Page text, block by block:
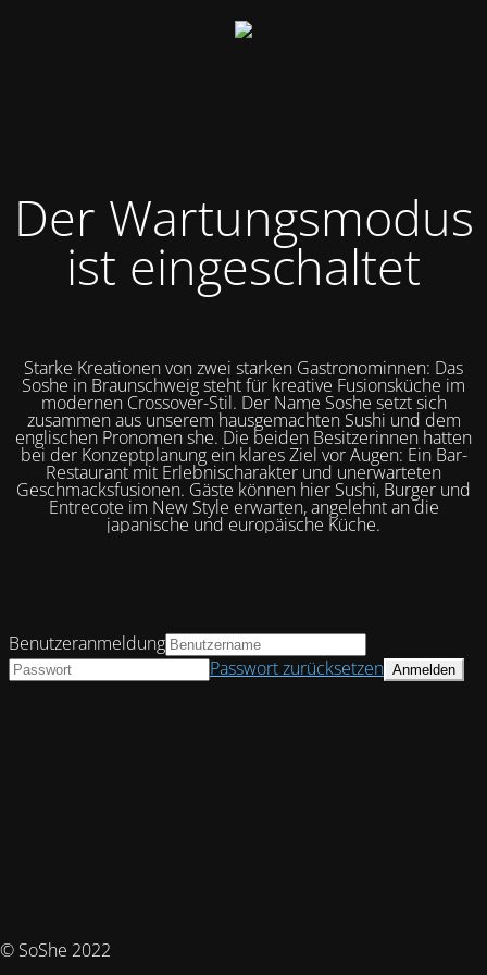
Der Wartungsmodus
ist eingeschaltet
Starke Kreationen von zwei starken Gastronominnen: Das
Soshe in Braunschweig steht für kreative Fusionsküche im
modernen Crossover-Stil. Der Name Soshe setzt sich
zusammen aus unserem hausgemachten Sushi und dem
englischen Pronomen she. Die beiden Besitzerinnen hatten
bei der Konzeptplanung ein klares Ziel vor Augen: Ein Bar-
Restaurant mit Erlebnischarakter und unerwarteten
Geschmacksfusionen. Gäste können hier Sushi, Burger und
Entrecote im New Style erwarten, angelehnt an die
japanische und europäische Küche.
© SoShe 2022
Benutzeranmeldung
Passwort zurücksetzen